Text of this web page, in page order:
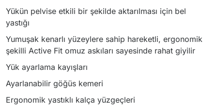
Yükün pelvise etkili bir şekilde aktarılması için bel
yastığı
Yumuşak kenarlı yüzeylere sahip hareketli, ergonomik
şekilli Active Fit omuz askıları sayesinde rahat giyilir
Yük ayarlama kayışları
Ayarlanabilir göğüs kemeri
Ergonomik yastıklı kalça yüzgeçleri